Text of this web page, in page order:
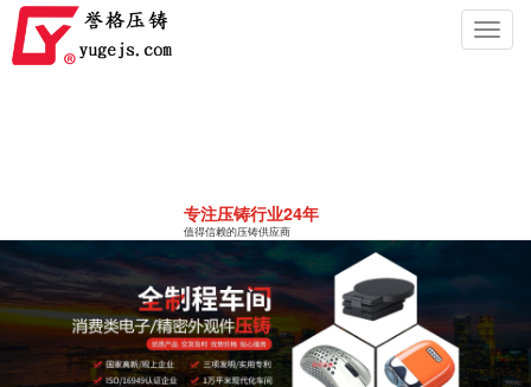
专注压铸行业24年
值得信赖的压铸供应商